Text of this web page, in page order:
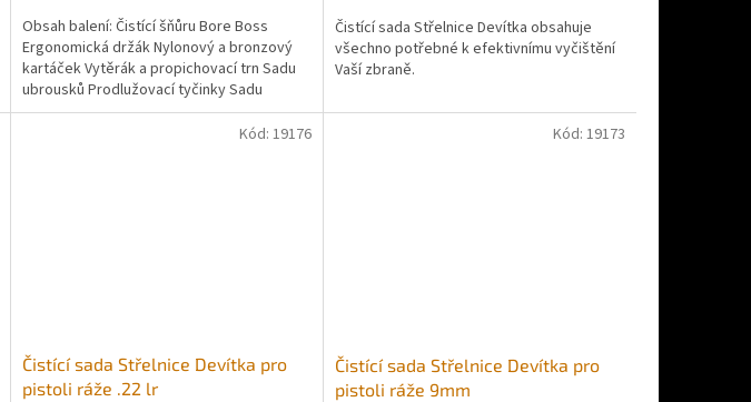
Obsah balení: Čistící šňůru Bore Boss
Ergonomická držák Nylonový a bronzový
kartáček Vytěrák a propichovací trn Sadu
ubrousků Prodlužovací tyčinky Sadu
škrabek a...
Čistící sada Střelnice Devítka obsahuje
všechno potřebné k efektivnímu vyčištění
Vaší zbraně.
Čistící sada Střelnice Devítka pro
pistoli ráže .22 lr
Kód: 19176
Čistící sada Střelnice Devítka pro
pistoli ráže 9mm
Kód: 19173